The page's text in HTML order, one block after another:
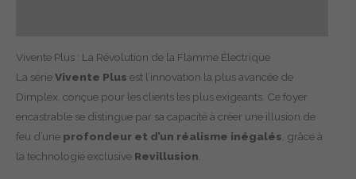
Vivente Plus : La Révolution de la Flamme Électrique
La sérieVivente Plus est l’innovation la plus avancée de
Dimplex, conçue pour les clients les plus exigeants. Ce foyer
encastrable se distingue par sa capacité à créer une illusion de
feu d’une profondeur et d’un réalisme inégalés , grâce à
la technologie exclusive Revillusion